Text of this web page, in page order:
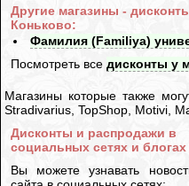
Другие магазины -
Коньково:
Фамилия (Familiya)
Посмотреть вседисконты у
Магазины которые также
Stradivarius, TopShop, Motivi,
Дисконты и распродажи в
социальных сетях и блогах
Вы можете узнавать